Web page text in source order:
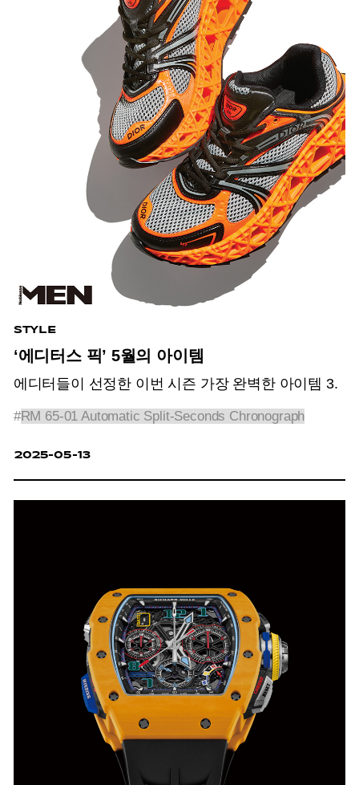
STYLE
‘에디터스 픽’ 5월의 아이템
에디터들이 선정한 이번 시즌 가장 완벽한 아이템 3.
#RM 65-01 Automatic Split-Seconds Chronograph
2025-05-13